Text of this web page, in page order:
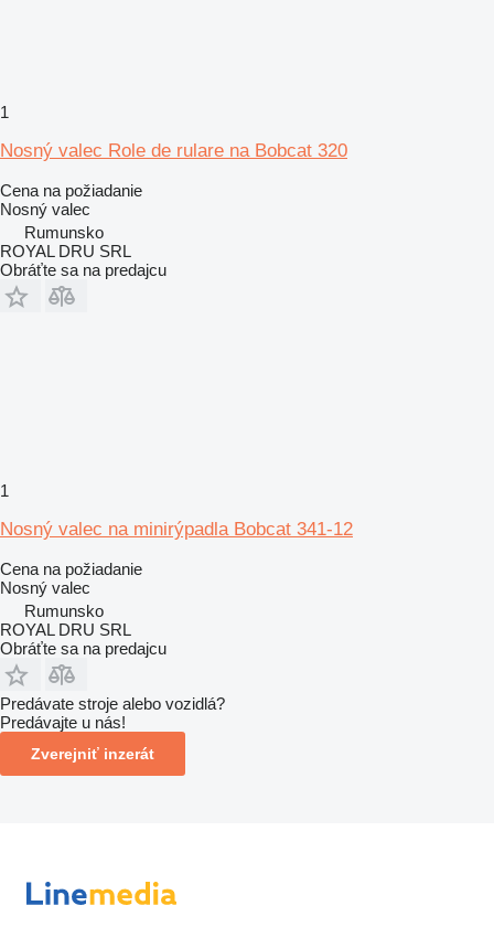
1
Nosný valec Role de rulare na Bobcat 320
Cena na požiadanie
Nosný valec
Rumunsko
ROYAL DRU SRL
Obráťte sa na predajcu
1
Nosný valec na minirýpadla Bobcat 341-12
Cena na požiadanie
Nosný valec
Rumunsko
ROYAL DRU SRL
Obráťte sa na predajcu
Predávate stroje alebo vozidlá?
Predávajte u nás!
Zverejniť inzerát